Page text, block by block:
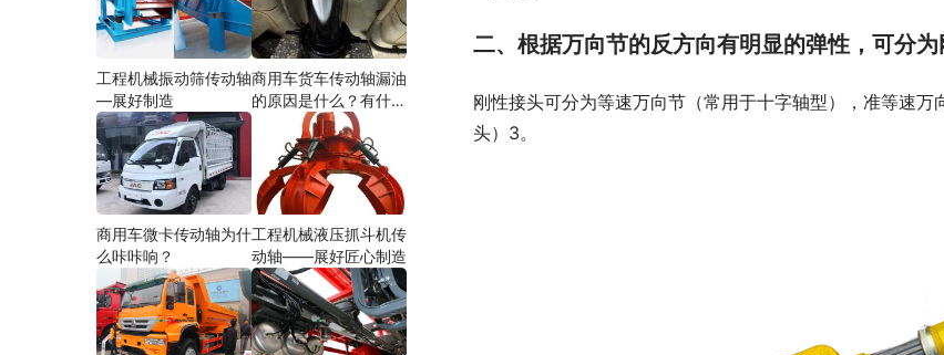
二、根据万向节的反方向有明显的弹性，可分
刚性接头可分为等速万向节（常用于十字轴型），准等速
头）3。
工程机械振动筛传动轴
—展好制造
商用车货车传动轴漏油
的原因是什么？有什么
商用车微卡传动轴为什
么咔咔响？
工程机械液压抓斗机传
动轴——展好匠心制造